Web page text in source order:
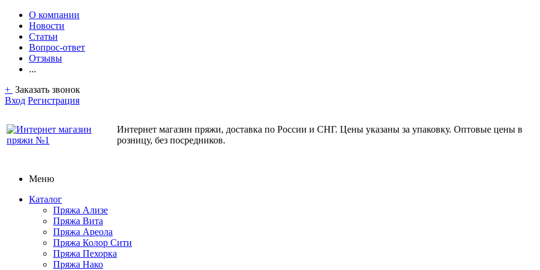
О компании
Новости
Статьи
Вопрос-ответ
Отзывы
...
+ Заказать звонок
Вход Регистрация
Интернет магазин пряжи, доставка по России и СНГ. Цены указаны за упаковку. Оптовые цены в
розницу, без посредников.
Меню
Каталог
Пряжа Ализе
Пряжа Вита
Пряжа Ареола
Пряжа Колор Сити
Пряжа Пехорка
Пряжа Нако